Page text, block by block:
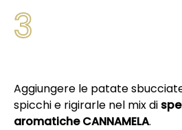
3
Aggiungere le patate
spicchi e rigirarle nel mix di
aromatiche CANNAMELA.